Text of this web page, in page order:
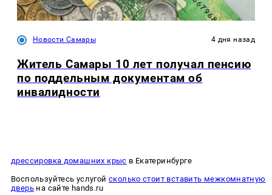
Новости Самары 4 дня назад
Житель Самары 10 лет получал пенсию
по поддельным документам об
инвалидности
дрессировка домашних крыс в Екатеринбурге
Воспользуйтесь услугой сколько стоит вставить межкомнатную
дверьна сайте hands.ru